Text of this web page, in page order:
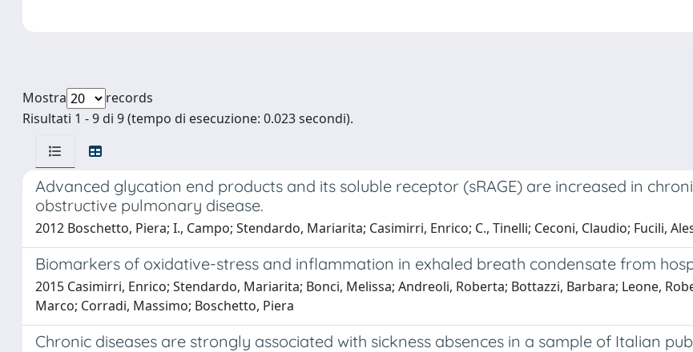
Mostra
records
Risultati 1 - 9 di 9 (tempo di esecuzione: 0.023 secondi).
Advanced glycation end products and its soluble receptor (sRAGE) are increased in
obstructive pulmonary disease.
2012 Boschetto, Piera; I., Campo; Stendardo, Mariarita; Casimirri, Enrico; C., Tinelli; Ceconi, Claudio; Fucili,
Biomarkers of oxidative-stress and inflammation in exhaled breath condensate from
2015 Casimirri, Enrico; Stendardo, Mariarita; Bonci, Melissa; Andreoli, Roberta; Bottazzi, Barbara; Leone,
Marco; Corradi, Massimo; Boschetto, Piera
Chronic diseases are strongly associated with sickness absences in a sample of Italian